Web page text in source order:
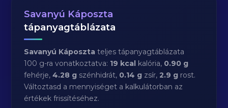
Savanyú Káposzta
tápanyagtáblázata
Savanyú Káposzta teljes tápanyagtáblázata
100 g-ra vonatkoztatva: 19 kcal kalória, 0.90 g
fehérje,4.28 g szénhidrát, 0.14 g zsír,2.9 g rost.
Változtasd a mennyiséget a kalkulátorban az
értékek frissítéséhez.